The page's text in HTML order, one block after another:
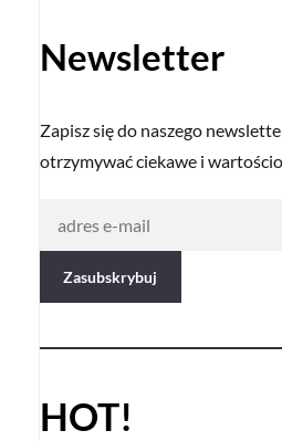
Newsletter
Zapisz się do naszego
otrzymywać ciekawe i
HOT!